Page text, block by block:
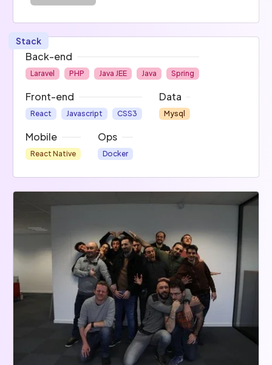
Nous développons également nos propres
projets et permettons à chacun d'apporter sa
pierre à l'édifice !
Stack
Back-end
Laravel PHP Java JEE Java Spring
Front-end
React Javascript CSS3
Data
Mysql
Mobile
React Native
Ops
Docker